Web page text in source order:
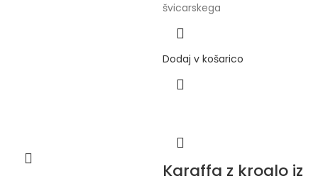
švicarskega
Dodaj v košarico
Karaffa z kroglo iz